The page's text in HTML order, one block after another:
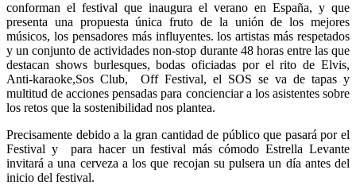
conforman el festival que inaugura el verano en España, y que
presenta una propuesta única fruto de la unión de los mejores
músicos, los pensadores más influyentes. los artistas más respetados
y un conjunto de actividades non-stop durante 48 horas entre las que
destacan shows burlesques, bodas oficiadas por el rito de Elvis,
Anti-karaoke,Sos Club, Off Festival, el SOS se va de tapas y
multitud de acciones pensadas para concienciar a los asistentes sobre
los retos que la sostenibilidad nos plantea.
Precisamente debido a la gran cantidad de público que pasará por el
Festival y para hacer un festival más cómodo Estrella Levante
invitará a una cerveza a los que recojan su pulsera un día antes del
inicio del festival.